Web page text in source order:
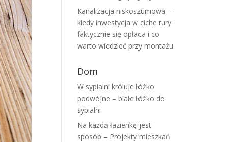
Kanalizacja niskoszumowa —
kiedy inwestycja w ciche rury
faktycznie się opłaca i co
warto wiedzieć przy montażu
Dom
W sypialni króluje łóżko
podwójne – białe łóżko do
sypialni
Na każdą łazienkę jest
sposób – Projekty mieszkań